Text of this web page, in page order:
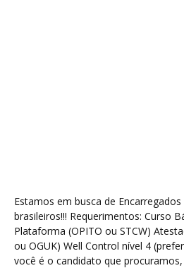
Estamos em busca de
brasileiros!!! Requerimentos: Curso
Plataforma (OPITO ou STCW)
ou OGUK) Well Control nível 4
você é o candidato que